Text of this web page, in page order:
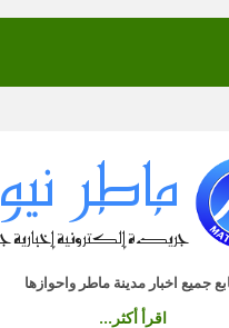
جميع اخبار مدينة ماطر واحوازها
اقرأ أكثر...